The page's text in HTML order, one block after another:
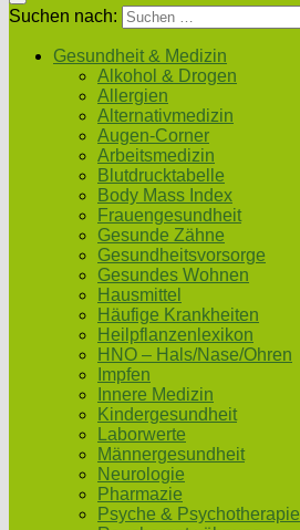
Suchen nach:
Gesundheit & Medizin
Alkohol & Drogen
Allergien
Alternativmedizin
Augen-Corner
Arbeitsmedizin
Blutdrucktabelle
Body Mass Index
Frauengesundheit
Gesunde Zähne
Gesundheitsvorsorge
Gesundes Wohnen
Hausmittel
Häufige Krankheiten
Heilpflanzenlexikon
HNO – Hals/Nase/Ohren
Impfen
Innere Medizin
Kindergesundheit
Laborwerte
Männergesundheit
Neurologie
Pharmazie
Psyche & Psychotherapie